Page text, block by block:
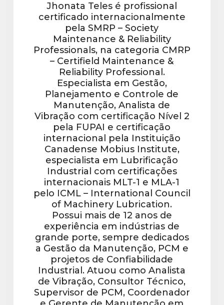
Jhonata Teles é profissional
certificado internacionalmente
pela SMRP – Society
Maintenance & Reliability
Professionals, na categoria CMRP
– Certifield Maintenance &
Reliability Professional.
Especialista em Gestão,
Planejamento e Controle de
Manutenção, Analista de
Vibração com certificação Nível 2
pela FUPAI e certificação
internacional pela Instituição
Canadense Mobius Institute,
especialista em Lubrificação
Industrial com certificações
internacionais MLT-1 e MLA-1
pelo ICML – International Council
of Machinery Lubrication.
Possui mais de 12 anos de
experiência em indústrias de
grande porte, sempre dedicados
a Gestão da Manutenção, PCM e
projetos de Confiabilidade
Industrial. Atuou como Analista
de Vibração, Consultor Técnico,
Supervisor de PCM, Coordenador